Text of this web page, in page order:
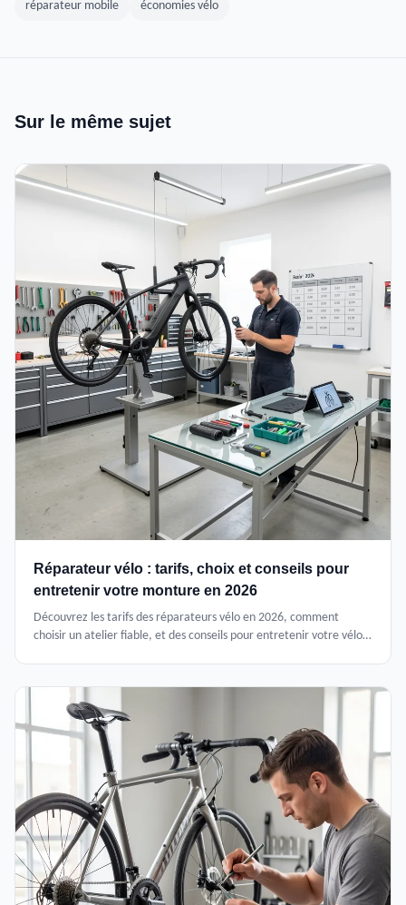
réparateur mobile économies vélo
Sur le même sujet
Réparateur vélo : tarifs, choix et conseils pour
entretenir votre monture en 2026
Découvrez les tarifs des réparateurs vélo en 2026, comment
choisir un atelier fiable, et des conseils pour entretenir votre vélo